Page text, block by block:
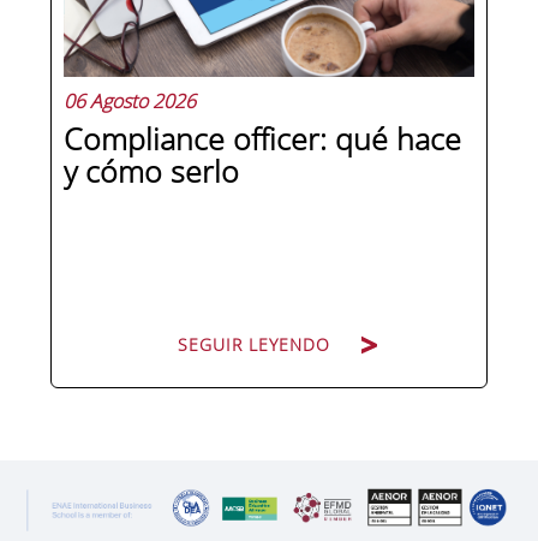
preguntas qué separa a un directivo...
06 Agosto 2026
Compliance officer: qué hace
y cómo serlo
SEGUIR LEYENDO
en la estructura corporativa española
en la última década como el